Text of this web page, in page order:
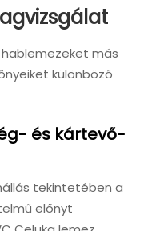
hablemezeket más
különböző
és kártevő-
tekintetében a
előnyt